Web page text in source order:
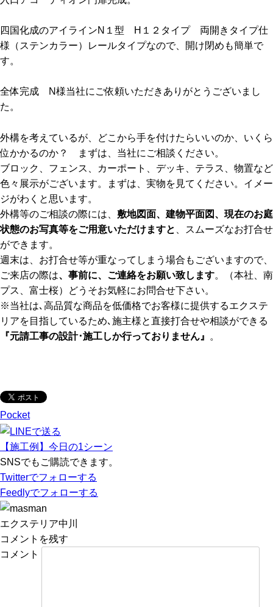
四国化成のアイラインN１型 H１２タイプ 両開きタイプ仕
様（ステンカラー）レールタイプなので、開け閉めも簡単で
す。
全体完成 N様当社にご依頼いただきありがとうございまし
た。
外構を考えているが、どこから手を付けたらいいのか、いくら
位かかるのか？ まずは、当社にご相談ください。
ブロック、フェンス、カーポート、デッキ、テラス、物置など
色々展示がございます。まずは、実物を見てください。イメー
ジがわくと思います。
外構等のご相談の際には、 敷地図面、建物平面図、現在のお庭
状態のお写真等をご用意いただけますと
、スムーズなお打合せ
ができます。
週末は、お打合せ等が重なってしまう場合もございますので、
ご来店の際は、事前に、ご連絡をお願い致します。（本社、南
プス、富士桜）どうそお気軽にお問合せ下さい。
※当社は､高品質な商品を低価格でお客様に提供するエクステ
リアを目指しているため､施主様と直接打合せや相談ができる
『元請工事の設計･施工しか行っておりません』
。
Pocket
【施工例】今日の1シーン
SNSでもご購読できます。
Twitterでフォローする
Feedlyでフォローする
エクステリア中川
コメントを残す
コメント